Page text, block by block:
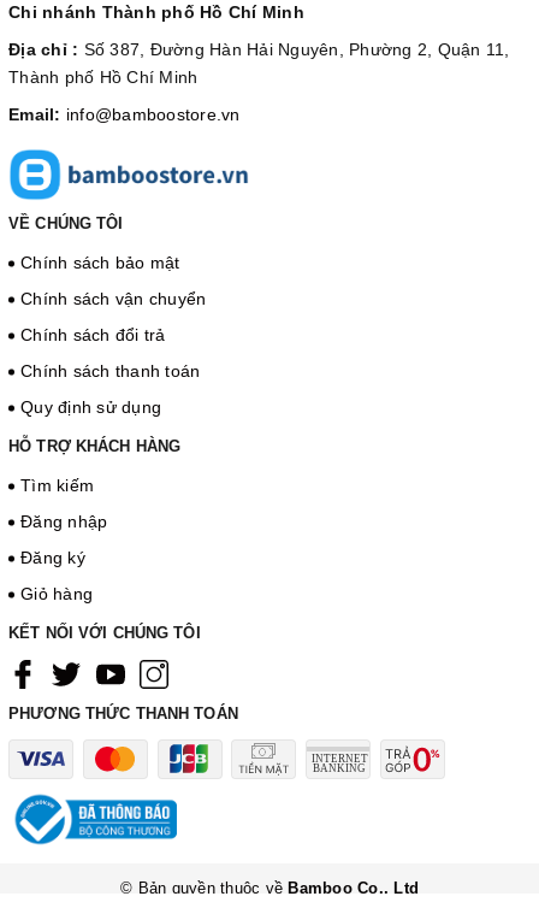
Chi nhánh Thành phố Hồ Chí Minh
Địa chỉ : Số 387, Đường Hàn Hải Nguyên, Phường 2, Quận 11,
Thành phố Hồ Chí Minh
Email: info@bamboostore.vn
VỀ CHÚNG TÔI
Chính sách bảo mật
Chính sách vận chuyển
Chính sách đổi trả
Chính sách thanh toán
Quy định sử dụng
HỖ TRỢ KHÁCH HÀNG
Tìm kiếm
Đăng nhập
Đăng ký
Giỏ hàng
KẾT NỐI VỚI CHÚNG TÔI
PHƯƠNG THỨC THANH TOÁN
© Bản quyền thuộc về Bamboo Co., Ltd